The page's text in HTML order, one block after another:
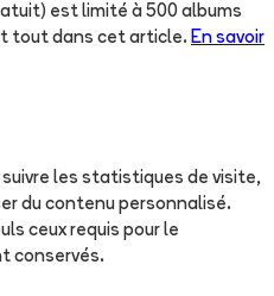
est limité à 500 albums
tout dans cet article. En savoir
les statistiques de visite,
du contenu personnalisé.
ceux requis pour le
conservés.